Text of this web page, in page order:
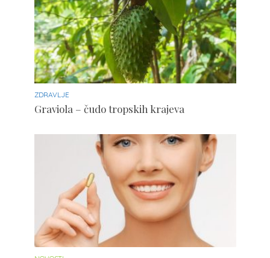
ZDRAVLJE
Graviola – čudo tropskih krajeva